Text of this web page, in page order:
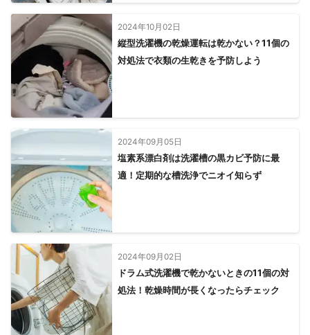
2024年10月02日
縦型洗濯機の乾燥運転は乾かない？11個の
対処法で衣類の生乾きを予防しよう
2024年09月05日
塩素系漂白剤は洗濯槽の黒カビ予防に最
適！定期的な槽洗浄でニオイ知らず
2024年09月02日
ドラム式洗濯機で乾かないときの11個の対
処法！乾燥時間が長くなったらチェック